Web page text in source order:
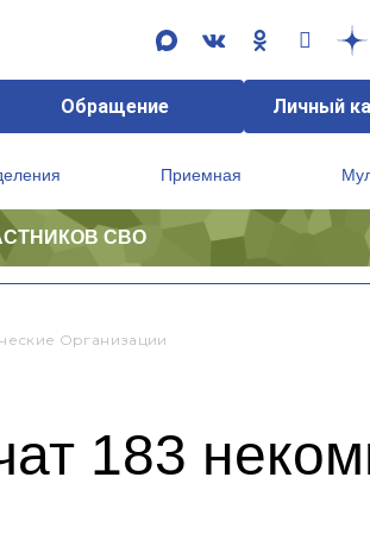
Обращение Личный
Приемная
СВО
Организации
183